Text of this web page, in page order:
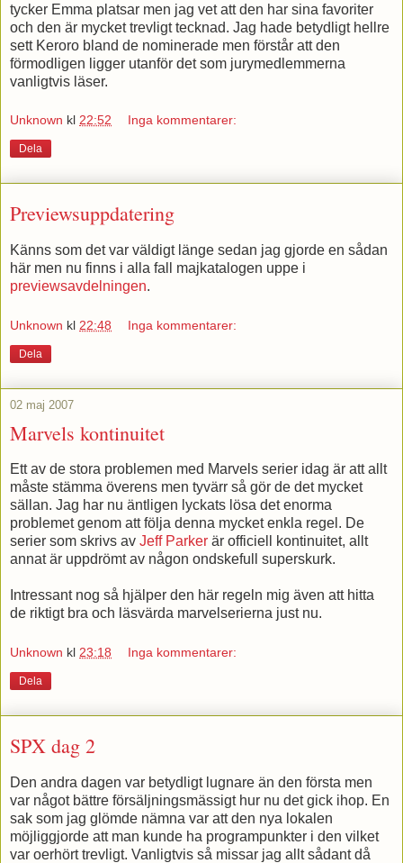
tycker Emma platsar men jag vet att den har sina favoriter
och den är mycket trevligt tecknad. Jag hade betydligt hellre
sett Keroro bland de nominerade men förstår att den
förmodligen ligger utanför det som jurymedlemmerna
vanligtvis läser.
Unknown kl 22:52 Inga kommentarer:
Dela
Previewsuppdatering
Känns som det var väldigt länge sedan jag gjorde en sådan
här men nu finns i alla fall majkatalogen uppe i
previewsavdelningen.
Unknown kl 22:48 Inga kommentarer:
Dela
02 maj 2007
Marvels kontinuitet
Ett av de stora problemen med Marvels serier idag är att allt
måste stämma överens men tyvärr så gör de det mycket
sällan. Jag har nu äntligen lyckats lösa det enorma
problemet genom att följa denna mycket enkla regel. De
serier som skrivs av Jeff Parker är officiell kontinuitet, allt
annat är uppdrömt av någon ondskefull superskurk.
Intressant nog så hjälper den här regeln mig även att hitta
de riktigt bra och läsvärda marvelserierna just nu.
Unknown kl 23:18 Inga kommentarer:
Dela
SPX dag 2
Den andra dagen var betydligt lugnare än den första men
var något bättre försäljningsmässigt hur nu det gick ihop. En
sak som jag glömde nämna var att den nya lokalen
möjliggjorde att man kunde ha programpunkter i den vilket
var oerhört trevligt. Vanligtvis så missar jag allt sådant då